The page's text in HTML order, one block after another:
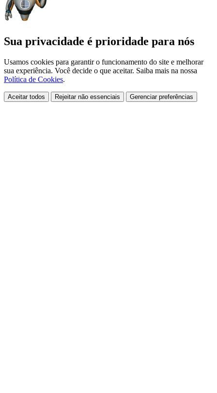
Sua privacidade é prioridade para nós
Usamos cookies para garantir o funcionamento do site e melhorar
sua experiência. Você decide o que aceitar. Saiba mais na nossa
Política de Cookies.
Aceitar todos Rejeitar não essenciais Gerenciar preferências